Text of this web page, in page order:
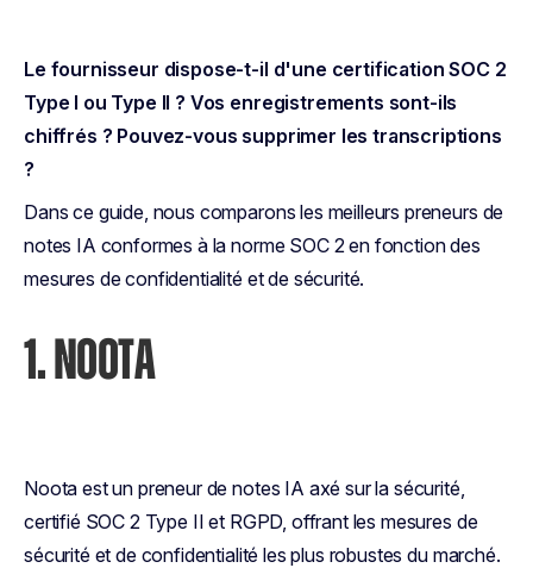
Le fournisseur dispose-t-il d'une certification SOC 2
Type I ou Type II ? Vos enregistrements sont-ils
chiffrés ? Pouvez-vous supprimer les transcriptions
?
Dans ce guide, nous comparons les meilleurs preneurs de
notes IA conformes à la norme SOC 2 en fonction des
mesures de confidentialité et de sécurité.
1. NOOTA
Noota est un preneur de notes IA axé sur la sécurité,
certifié SOC 2 Type II et RGPD, offrant les mesures de
sécurité et de confidentialité les plus robustes du marché.